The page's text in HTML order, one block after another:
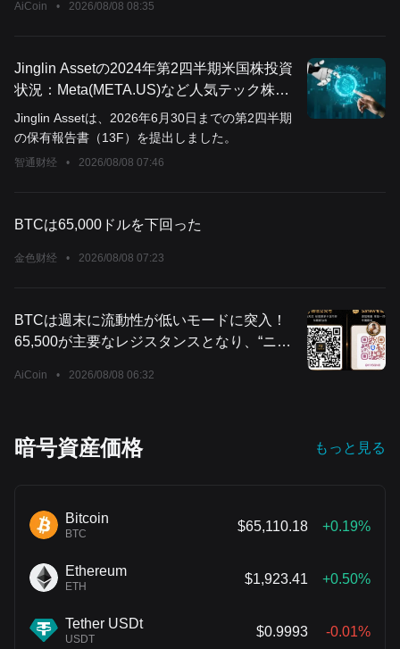
AiCoin • 2026/08/08 08:35
Jinglin Assetの2024年第2四半期米国株投資
状況：Meta(META.US)など人気テック株を
全売却し、ASML(ASML.US)などAIの計算力
産業チェーン企業を新規購入
Jinglin Assetは、2026年6月30日までの第2四半期
の保有報告書（13F）を提出しました。
智通财经 • 2026/08/08 07:46
BTCは65,000ドルを下回った
金色财经 • 2026/08/08 07:23
BTCは週末に流動性が低いモードに突入！
65,500が主要なレジスタンスとなり、“ニュ
AiCoin • 2026/08/08 06:32
暗号資産価格 もっと見る
Bitcoin
BTC
$65,110.18 +0.19%
Ethereum
ETH
$1,923.41 +0.50%
Tether USDt
USDT
$0.9993 -0.01%